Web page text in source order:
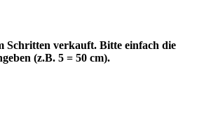
Schritten verkauft. Bitte einfach die
(z.B. 5 = 50 cm).